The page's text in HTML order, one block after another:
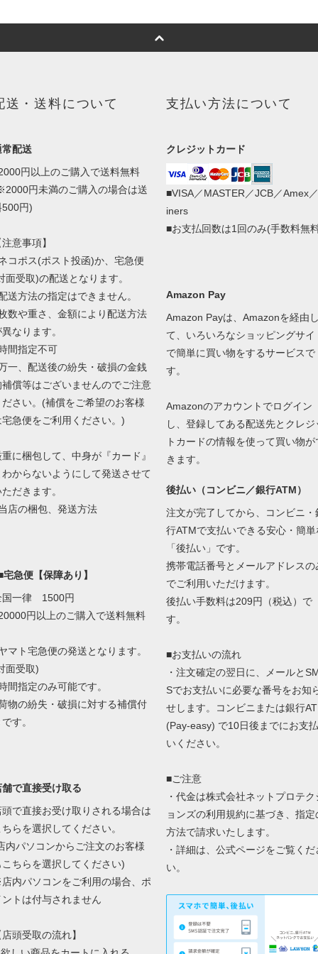
送・送料について
常配送
円以上のご購入で送料無料
円未満のご購入の場合は送
500円)
注意事項】
コポス(ポスト投函)か、宅急便
面受取)の配送となります。
送方法の指定はできません。
数や重さ、金額により配送方法
なります。
間指定不可
一、配送後の紛失・破損の金銭
補償等はございませんのでご注意
ださい。(補償をご希望のお客様
宅急便をご利用ください。)
重に梱包して、中身が『カード』
わからないようにして発送させて
ただきます。
店の梱包、発送方法
宅急便【保障あり】
国一律 1500円
円以上のご購入で送料無料
マト宅急便の発送となります。
面受取)
間指定のみ可能です。
物の紛失・破損に対する補償付
す。
舗で直接受け取る
頭で直接お受け取りされる場合は
ちらを選択してください。
内パソコンからご注文のお客様
こちらを選択してください)
内パソコンをご利用の場合、ポ
ントは付与されません
店頭受取の流れ】
支払い方法について
クレジットカード
■VISA／MASTER／JCB／Amex
iners
■お支払回数は1回のみ(手数料無
Amazon Pay
Amazon Payは、Amazonを経由
て、いろいろなショッピングサイ
で簡単に買い物をするサービスで
す。
Amazonのアカウントでログイン
し、登録してある配送先とクレジ
トカードの情報を使って買い物が
きます。
後払い（コンビニ／銀行ATM）
注文が完了してから、コンビニ・
行ATMで支払いできる安心・簡単
「後払い」です。
携帯電話番号とメールアドレスの
でご利用いただけます。
後払い手数料は209円（税込）で
す。
■お支払いの流れ
・注文確定の翌日に、メールと
Sでお支払いに必要な番号をお知
せします。コンビニまたは銀行
(Pay-easy) で10日後までにお支払
いください。
■ご注意
・代金は株式会社ネットプロテク
ョンズの利用規約に基づき、指定
方法で請求いたします。
・詳細は、 公式ページをご覧くだ
い。